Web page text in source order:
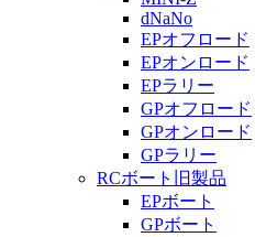
dNaNo
EPオフロード
EPオンロード
EPラリー
GPオフロード
GPオンロード
GPラリー
RCボート旧製品
EPボート
GPボート